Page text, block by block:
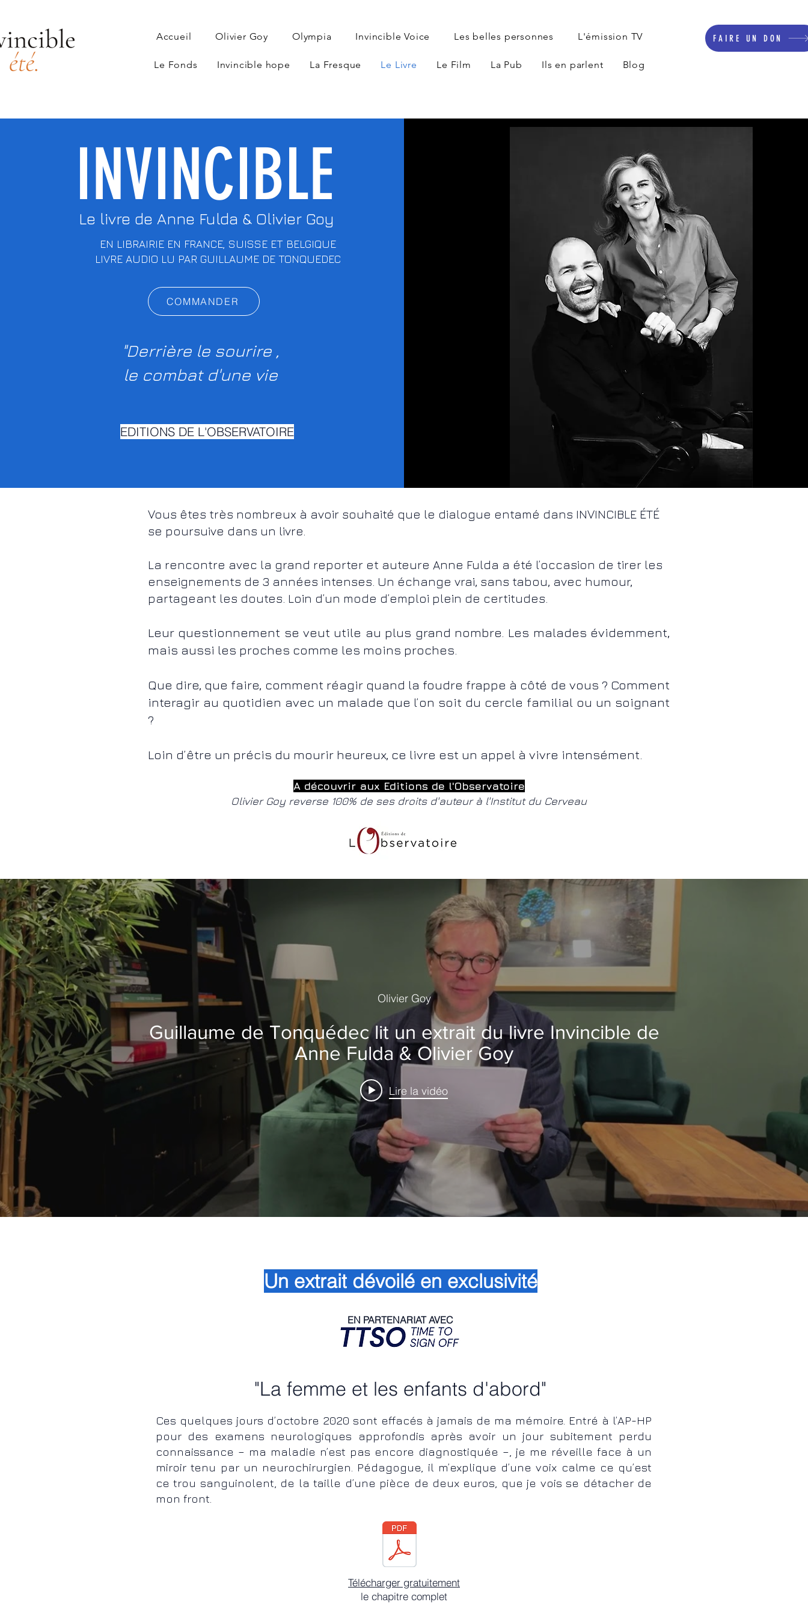
Accueil Olivier Goy Olympia Invincible Voice Les belles personnes L'émission TV
Le Fonds Invincible hope La Fresque Le Livre Le Film La Pub Ils en parlent Blog
FAIRE UN DON
INVINCIBLE
Le livre de Anne Fulda & Olivier Goy
EN LIBRAIRIE EN FRANCE, SUISSE ET BELGIQUE
LIVRE AUDIO LU PAR GUILLAUME DE TONQUEDEC
COMMANDER
"Derrière le sourire ,
le combat d'une vie
EDITIONS DE L'OBSERVATOIRE
Vous êtes très nombreux à avoir souhaité que le dialogue entamé dans INVINCIBLE ÉTÉ
se poursuive dans un livre.
La rencontre avec la grand reporter et auteure Anne Fulda a été l’occasion de tirer les
enseignements de 3 années intenses. Un échange vrai, sans tabou, avec humour,
partageant les doutes. Loin d’un mode d’emploi plein de certitudes.
Leur questionnement se veut utile au plus grand nombre. Les malades évidemment,
mais aussi les proches comme les moins proches.
Que dire, que faire, comment réagir quand la foudre frappe à côté de vous ? Comment
interagir au quotidien avec un malade que l’on soit du cercle familial ou un soignant
?
Loin d’être un précis du mourir heureux, ce livre est un appel à vivre intensément.
A découvrir aux Editions de l'Observatoire
Olivier Goy reverse 100% de ses droits d'auteur à l'Institut du Cerveau
Olivier Goy
Guillaume de Tonquédec lit un extrait du livre Invincible de
Anne Fulda & Olivier Goy
Lire la vidéo
Un extraitdévoilé en exclusivité
EN PARTENARIAT AVEC
"La femme et les enfants d'abord"
Ces quelques jours d’octobre 2020 sont effacés à jamais de ma mémoire. Entré à l’AP-HP
pour des examens neurologiques approfondis après avoir un jour subitement perdu
connaissance – ma maladie n’est pas encore diagnostiquée –, je me réveille face à un
miroir tenu par un neurochirurgien. Pédagogue, il m’explique d’une voix calme ce qu’est
ce trou sanguinolent, de la taille d’une pièce de deux euros, que je vois se détacher de
mon front.
Télécharger gratuitement
le chapitre complet